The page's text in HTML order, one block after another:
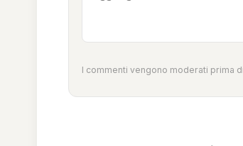
I commenti vengono moderati prima